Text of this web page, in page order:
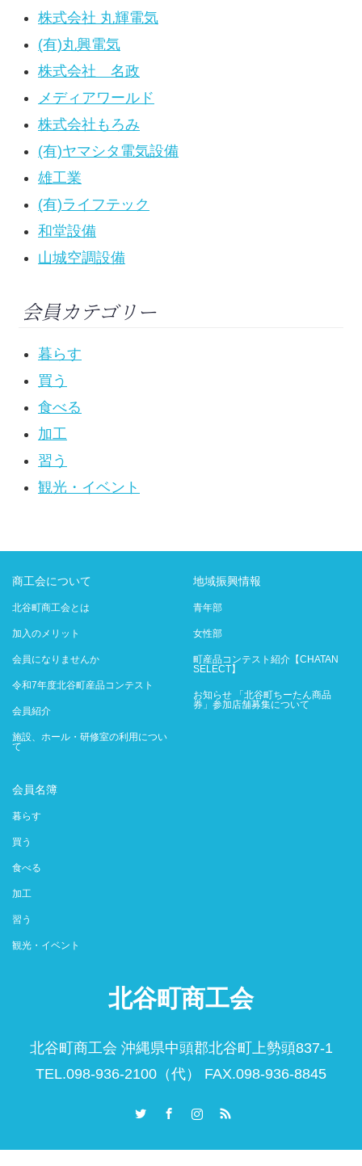
株式会社 丸輝電気
(有)丸興電気
株式会社 名政
メディアワールド
株式会社もろみ
(有)ヤマシタ電気設備
雄工業
(有)ライフテック
和堂設備
山城空調設備
会員カテゴリー
暮らす
買う
食べる
加工
習う
観光・イベント
商工会について
北谷町商工会とは
加入のメリット
会員になりませんか
令和7年度北谷町産品コンテスト
会員紹介
施設、ホール・研修室の利用につい
て
地域振興情報
青年部
女性部
町産品コンテスト紹介【CHATAN
SELECT】
お知らせ 「北谷町ちーたん商品
券」参加店舗募集について
会員名簿
暮らす
買う
食べる
加工
習う
観光・イベント
北谷町商工会
北谷町商工会 沖縄県中頭郡北谷町上勢頭837-1
TEL.098-936-2100（代） FAX.098-936-8845
Instagram
RSS